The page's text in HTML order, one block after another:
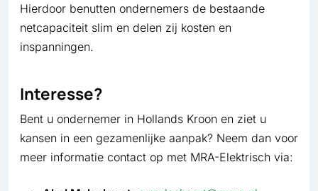
Hierdoor benutten ondernemers de bestaande
netcapaciteit slim en delen zij kosten en
inspanningen.
Interesse?
Bent u ondernemer in Hollands Kroon en ziet u
kansen in een gezamenlijke aanpak? Neem dan voor
meer informatie contact op met MRA-Elektrisch via: